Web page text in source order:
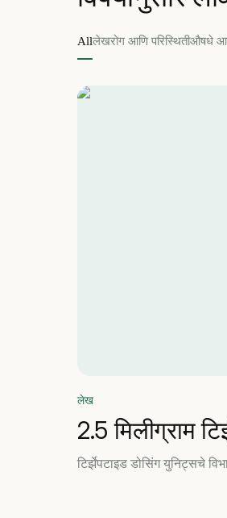
Allलेखरोग आणि परिस्थितीऔषधे
लेख
2.5 मिलीग्राम
टिर्झेपटाइड डोसिंग युनिट्सचे